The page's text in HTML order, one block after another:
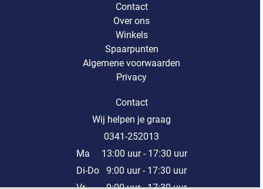
Contact
Over ons
Winkels
Spaarpunten
Algemene voorwaarden
Privacy
Contact
Wij helpen je graag
0341-252013
Ma 13:00 uur - 17:30 uur
Di-Do 9:00 uur - 17:30 uur